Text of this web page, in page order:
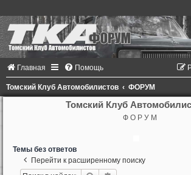
Главная Помощь
Томский Клуб Автомобилистов ФОРУМ
Томский Клуб
Ф О Р У М
Темы без ответов
Перейти к расширенному поиску